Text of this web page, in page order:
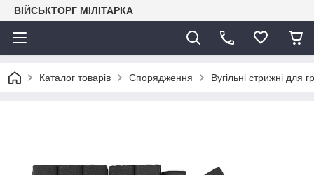
ВІЙСЬКТОРГ МІЛІТАРКА
Каталог товарів Спорядження Вугільні стрижні для